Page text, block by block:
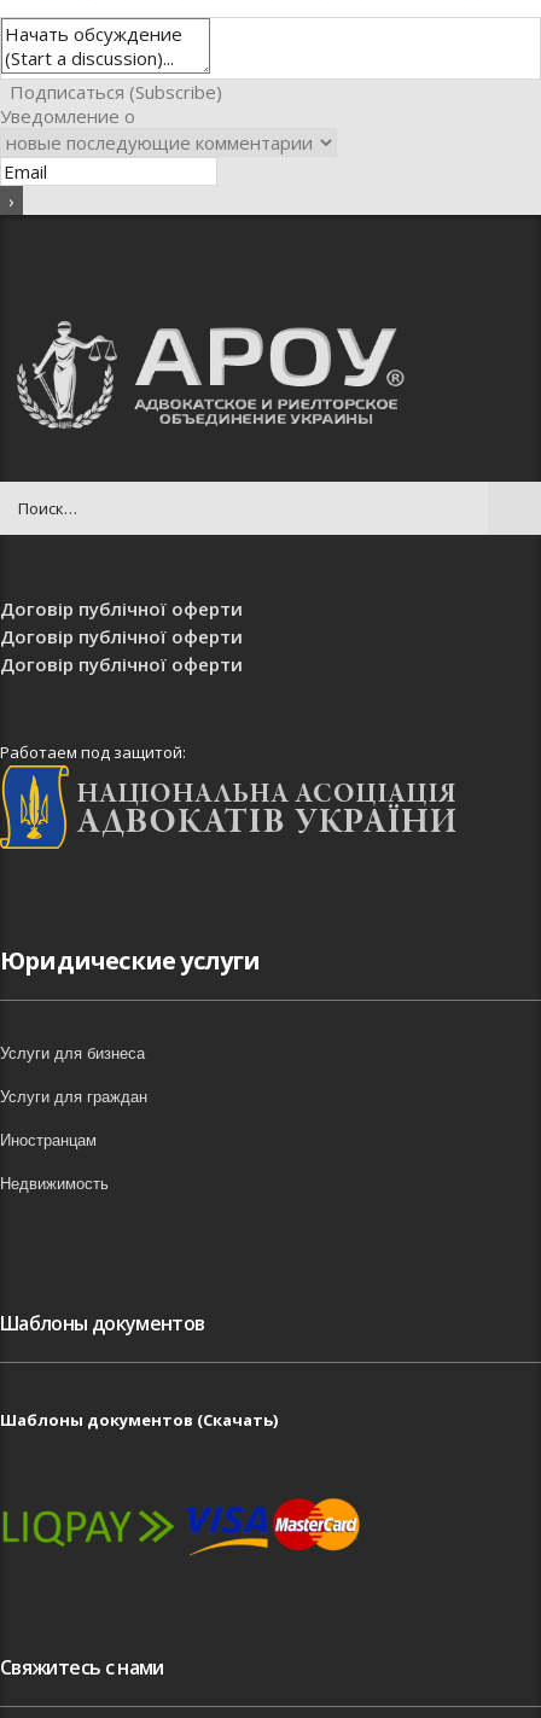
Подписаться (Subscribe)
Уведомление о
Договір публічної оферти
Договір публічної оферти
Договір публічної оферти
Работаем под защитой:
Юридические услуги
Услуги для бизнеса
Услуги для граждан
Иностранцам
Недвижимость
Шаблоны документов
Шаблоны документов (Скачать)
Свяжитесь с нами